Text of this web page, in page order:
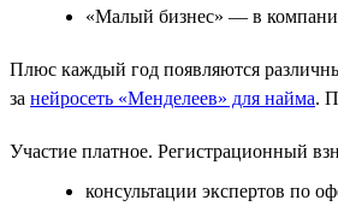
«Малый бизнес» — в
Плюс каждый год появляются
за нейросеть «Менделеев» для найма.
Участие платное. Регистрационный
консультации экспертов по